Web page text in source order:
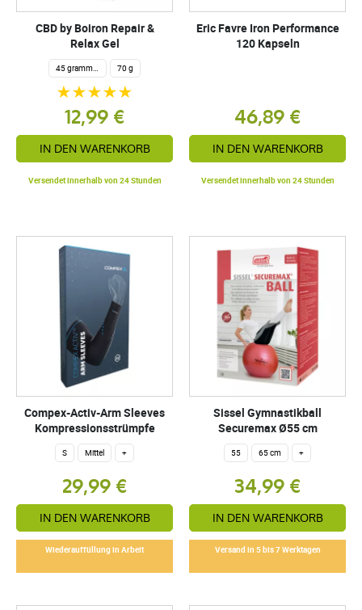
CBD by Boiron Repair &
Relax Gel
45 grammes 70 g
12,99 €
IN DEN WARENKORB
Versendet innerhalb von 24 Stunden
Eric Favre Iron Performance
120 Kapseln
46,89 €
IN DEN WARENKORB
Versendet innerhalb von 24 Stunden
Compex-Activ-Arm Sleeves
Kompressionsstrümpfe
S Mittel +
29,99 €
IN DEN WARENKORB
Wiederauffüllung in Arbeit
Sissel Gymnastikball
Securemax Ø55 cm
55 65 cm +
34,99 €
IN DEN WARENKORB
Versand in 5 bis 7 Werktagen